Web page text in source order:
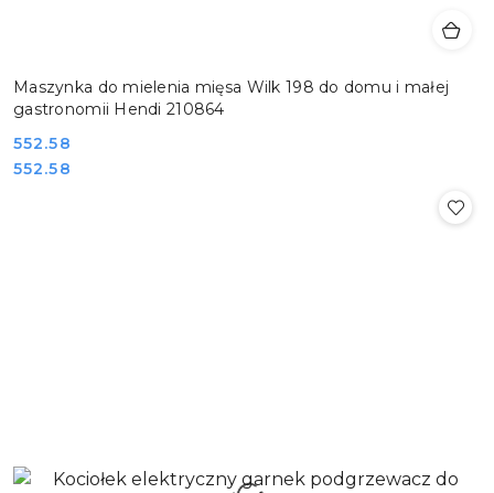
Maszynka do mielenia mięsa Wilk 198 do domu i małej
gastronomii Hendi 210864
Cena:
552.58
Cena:
552.58